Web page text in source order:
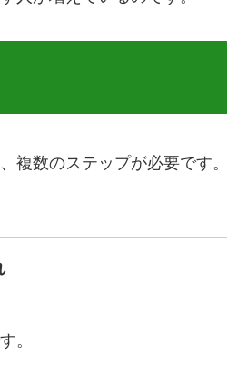
複数のステップが必要です。
。